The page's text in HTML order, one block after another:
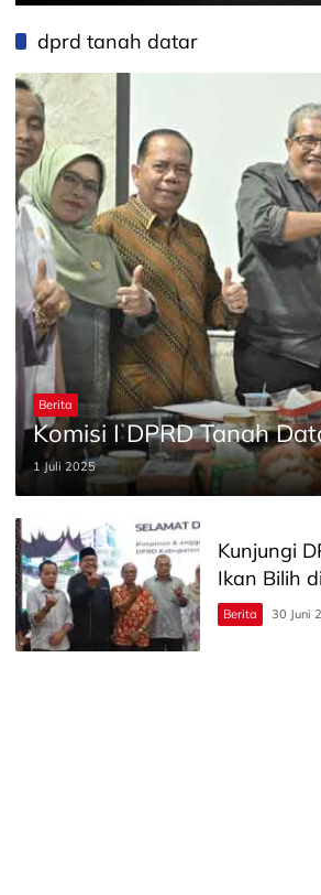
dprd tanah datar
Berita
Komisi I DPRD Tanah
1 Juli 2025
Kunjungi
Ikan Bilih
Berita 30 Juni